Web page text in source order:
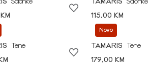
Salonke
TAMARIS
Salonke
115,00 KM
Tene
Novo
TAMARIS
Tene
179,00 KM